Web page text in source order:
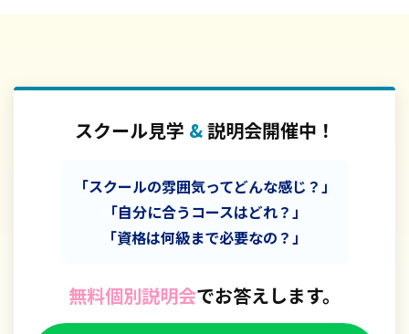
スクール見学 &説明会開催中！
「スクールの雰囲気ってどんな感じ？」
「自分に合うコースはどれ？」
「資格は何級まで必要なの？」
無料個別説明会でお答えします。